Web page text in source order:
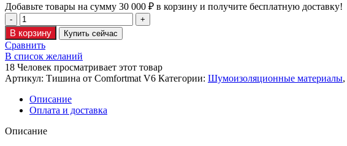
Добавьте товары на сумму 30 000 ₽ в корзину и получите бесплатную доставку!
В корзину Купить сейчас
Сравнить
В список желаний
18 Человек просматривает этот товар
Артикул: Тишина от Comfortmat V6 Категории: Шумоизоляционные материалы,
Описание
Оплата и доставка
Описание